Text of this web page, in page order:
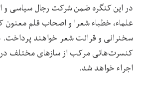
در این کنگره ضمن شرکت رجال سیاسی و
علماء، خطباء شعرا و اصحاب قلم معنون
سخنرانی و قرائت شعر خواهند
کنسرت‌هائی مرکب از سازهای مختلف
اجراء خواهد شد.